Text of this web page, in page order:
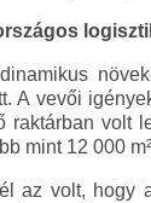
A vevői
raktárban volt
mint 12 000
az volt, hogy